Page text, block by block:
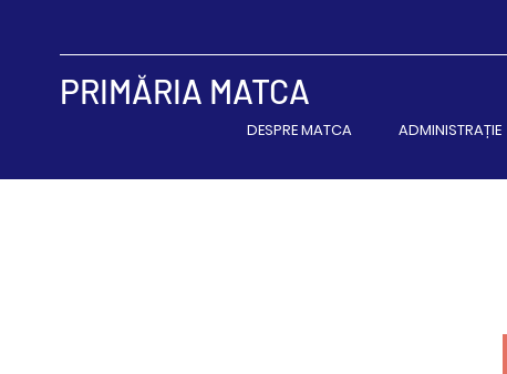
PRIMĂRIA MATCA
DESPRE MATCA ADMINISTRAȚIE